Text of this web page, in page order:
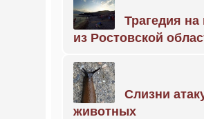
Трагедия
из Ростовской
Слизни
животных